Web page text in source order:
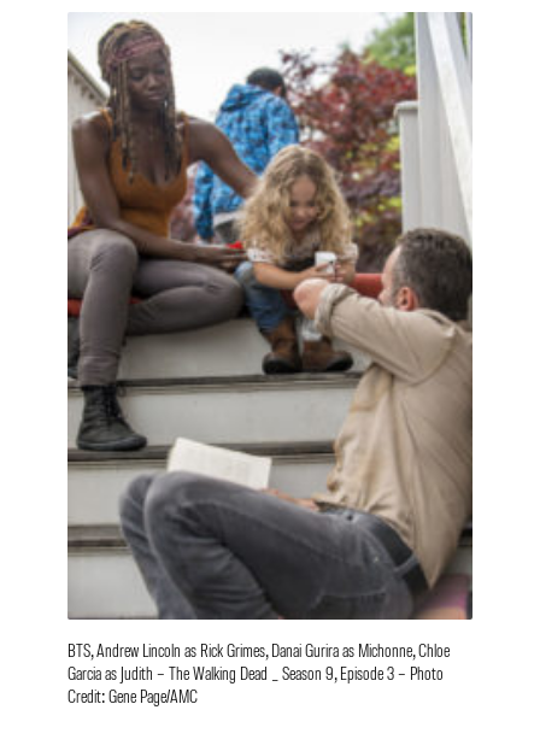
BTS, Andrew Lincoln as Rick Grimes, Danai Gurira as Michonne, Chloe
Garcia as Judith – The Walking Dead _ Season 9, Episode 3 – Photo
Credit: Gene Page/AMC